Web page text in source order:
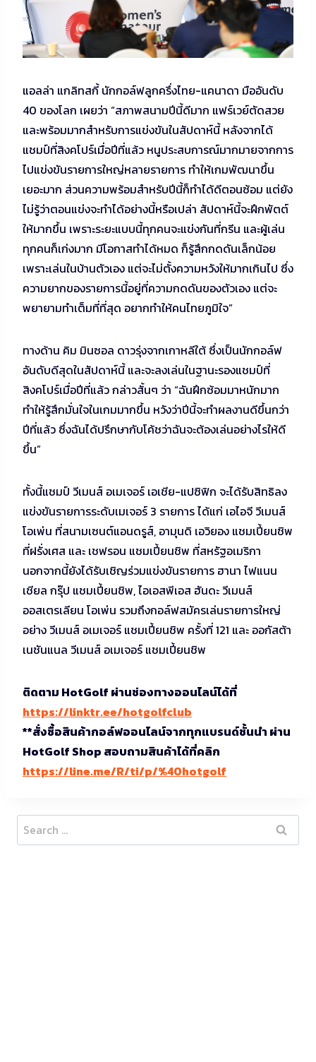
แอลล่า แกลิทสกี้ นักกอล์ฟลูกครึ่งไทย-แคนาดา มืออันดับ
40 ของโลก เผยว่า “สภาพสนามปีนี้ดีมาก แฟร์เวย์ตัดสวย
และพร้อมมากสำหรับการแข่งขันในสัปดาห์นี้ หลังจากได้
แชมป์ที่สิงคโปร์เมื่อปีที่แล้ว หนูประสบการณ์มากมายจากการ
ไปแข่งขันรายการใหญ่หลายรายการ ทำให้เกมพัฒนาขึ้น
เยอะมาก ส่วนความพร้อมสำหรับปีนี้ก็ทำได้ดีตอนซ้อม แต่ยัง
ไม่รู้ว่าตอนแข่งจะทำได้อย่างนี้หรือเปล่า สัปดาห์นี้จะฝึกพัตต์
ให้มากขึ้น เพราะระยะแบบนี้ทุกคนจะแข่งกันที่กรีน และผู้เล่น
ทุกคนก็เก่งมาก มีโอกาสทำได้หมด ก็รู้สึกกดดันเล็กน้อย
เพราะเล่นในบ้านตัวเอง แต่จะไม่ตั้งความหวังให้มากเกินไป ซึ่ง
ความยากของรายการนี้อยู่ที่ความกดดันของตัวเอง แต่จะ
พยายามทำเต็มที่ที่สุด อยากทำให้คนไทยภูมิใจ”
ทางด้าน คิม มินซอล ดาวรุ่งจากเกาหลีใต้ ซึ่งเป็นนักกอล์ฟ
อันดับดีสุดในสัปดาห์นี้ และจะลงเล่นในฐานะรองแชมป์ที่
สิงคโปร์เมื่อปีที่แล้ว กล่าวสั้นๆ ว่า “ฉันฝึกซ้อมมาหนักมาก
ทำให้รู้สึกมั่นใจในเกมมากขึ้น หวังว่าปีนี้จะทำผลงานดีขึ้นกว่า
ปีที่แล้ว ซึ่งฉันได้ปรึกษากับโค้ชว่าฉันจะต้องเล่นอย่างไรให้ดี
ขึ้น”
ทั้งนี้แชมป์ วีเมนส์ อเมเจอร์ เอเชีย-แปซิฟิก จะได้รับสิทธิลง
แข่งขันรายการระดับเมเจอร์ 3 รายการ ได้แก่ เอไอจี วีเมนส์
โอเพ่น ที่สนามเซนต์แอนดรูส์, อามุนดิ เอวิยอง แชมเปี้ยนชิพ
ที่ฝรั่งเศส และ เชฟรอน แชมเปี้ยนชิพ ที่สหรัฐอเมริกา
นอกจากนี้ยังได้รับเชิญร่วมแข่งขันรายการ ฮานา ไฟแนน
เชียล กรุ๊ป แชมเปี้ยนชิพ, ไอเอสพีเอส ฮันดะ วีเมนส์
ออสเตรเลียน โอเพ่น รวมถึงกอล์ฟสมัครเล่นรายการใหญ่
อย่าง วีเมนส์ อเมเจอร์ แชมเปี้ยนชิพ ครั้งที่ 121 และ ออกัสต้า
เนชันแนล วีเมนส์ อเมเจอร์ แชมเปี้ยนชิพ
ติดตาม HotGolf ผ่านช่องทางออนไลน์ได้ที่
https://linktr.ee/hotgolfclub
**สั่งซื้อสินค้ากอล์ฟออนไลน์จากทุกแบรนด์ชั้นนำ ผ่าน
HotGolf Shop สอบถามสินค้าได้ที่คลิก
https://line.me/R/ti/p/%40hotgolf
Search
for: